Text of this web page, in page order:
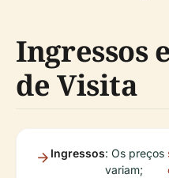
Ingressos
de Visita
Ingressos: Os preços
variam;